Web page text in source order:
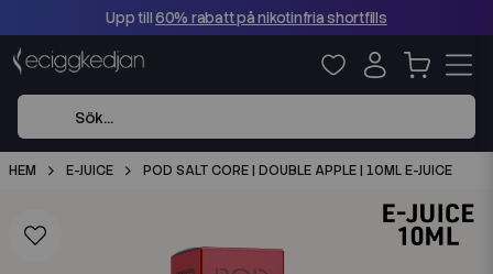
Upp till60% rabatt på nikotinfria shortfills
HEM E-JUICE POD SALT CORE | DOUBLE APPLE | 10ML E-JUICE